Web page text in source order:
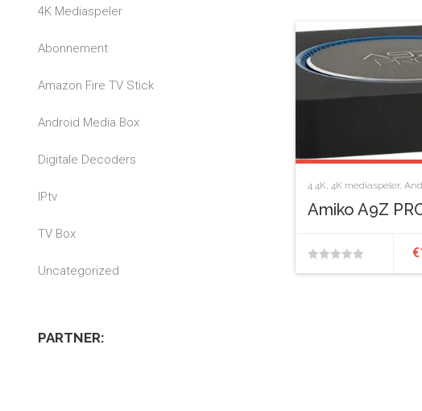
4 4K, 4K mediaspeler,
Amiko A9Z
€
4K Mediaspeler
Abonnement
Amazon Fire TV Stick
Android Media Box
Digitale Decoders
IPtv
TV Box
Uncategorized
PARTNER: